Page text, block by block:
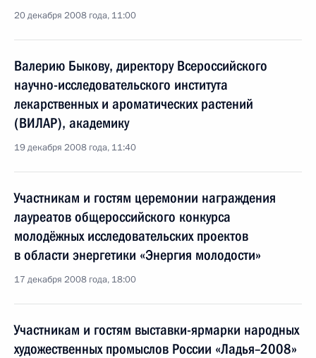
20 декабря 2008 года, 11:00
Валерию Быкову, директору Всероссийского
научно-исследовательского института
лекарственных и ароматических растений
(ВИЛАР), академику
19 декабря 2008 года, 11:40
Участникам и гостям церемонии награждения
лауреатов общероссийского конкурса
молодёжных исследовательских проектов
в области энергетики «Энергия молодости»
17 декабря 2008 года, 18:00
Участникам и гостям выставки-ярмарки народных
художественных промыслов России «Ладья–2008»